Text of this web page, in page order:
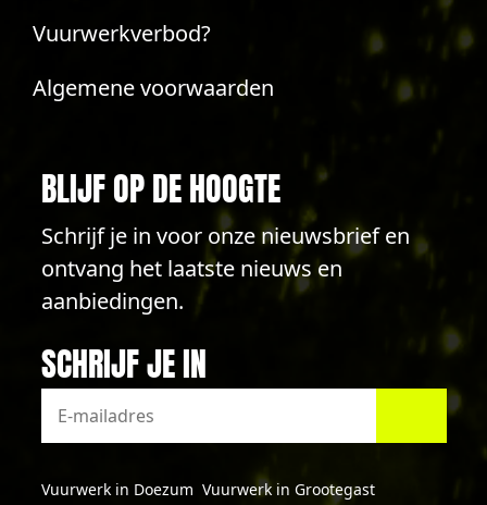
Vuurwerkverbod?
Algemene voorwaarden
BLIJF OP DE HOOGTE
Schrijf je in voor onze nieuwsbrief en
ontvang het laatste nieuws en
aanbiedingen.
SCHRIJF JE IN
Vuurwerk in Doezum Vuurwerk in Grootegast